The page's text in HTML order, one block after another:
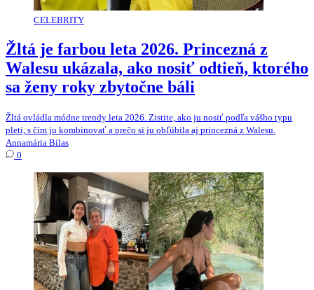
CELEBRITY
Žltá je farbou leta 2026. Princezná z
Walesu ukázala, ako nosiť odtieň, ktorého
sa ženy roky zbytočne báli
Žltá ovládla módne trendy leta 2026. Zistite, ako ju nosiť podľa vášho typu
pleti, s čím ju kombinovať a prečo si ju obľúbila aj princezná z Walesu.
Annamária Bilas
0